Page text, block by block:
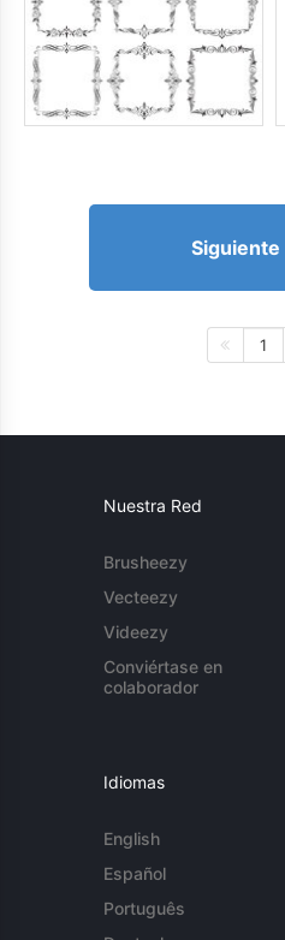
Siguiente
1
Nuestra Red
Brusheezy
Vecteezy
Videezy
Conviértase en
colaborador
Idiomas
English
Español
Português